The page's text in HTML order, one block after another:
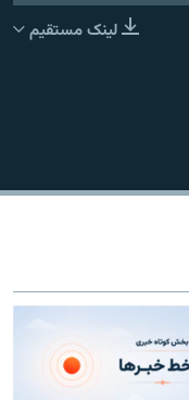
لینک مستقیم